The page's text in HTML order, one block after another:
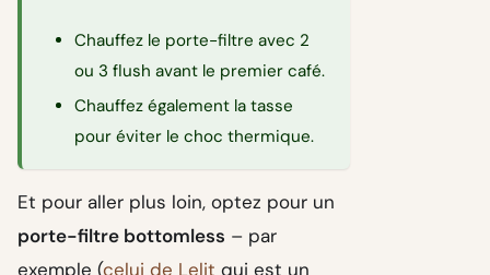
Chauffez le porte-filtre avec 2
ou 3 flush avant le premier café.
Chauffez également la tasse
pour éviter le choc thermique.
Et pour aller plus loin, optez pour un
porte-filtre bottomless – par
exemple (celui de Lelit qui est un